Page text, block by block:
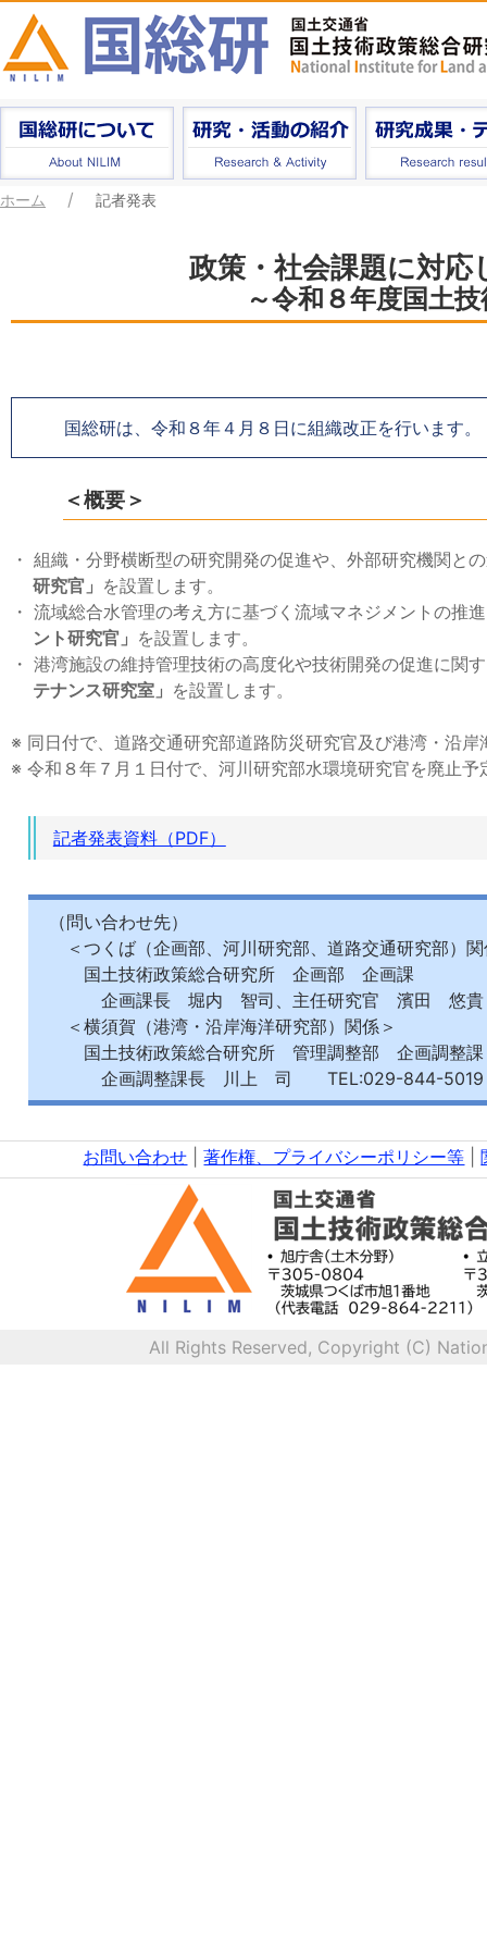
ホーム 記者発表
政策・社会課題に対
～令和８年度国土
国総研は、令和８年４月８日に組織改正を行います。
＜概要＞
・ 組織・分野横断型の研究開発の促進や、外部研究機関と
研究官」 を設置します。
・ 流域総合水管理の考え方に基づく流域マネジメントの推
ント研究官」 を設置します。
・ 港湾施設の維持管理技術の高度化や技術開発の促進に関
テナンス研究室」 を設置します。
※ 同日付で、道路交通研究部道路防災研究官及び港湾・沿
※ 令和８年７月１日付で、河川研究部水環境研究官を廃止予
記者発表資料（PDF）
（問い合わせ先）
＜つくば（企画部、河川研究部、道路交通研究部）
国土技術政策総合研究所 企画部 企画課
企画課長 堀内 智司、主任研究官 濱田 悠
＜横須賀（港湾・沿岸海洋研究部）関係＞
国土技術政策総合研究所 管理調整部 企画調整課
企画調整課長 川上 司 TEL:029-844-5019
お問い合わせ |著作権、プライバシーポリシー等 |
All Rights Reserved, Copyright (C)